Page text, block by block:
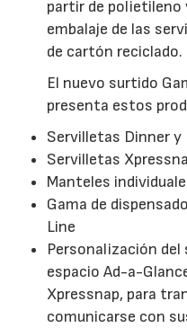
partir de polietileno
embalaje de las
de cartón reciclado.
El nuevo surtido
presenta estos
Servilletas Dinner y
Servilletas
Manteles
Gama de
Line
Personalización
espacio Ad-a-
Xpressnap, para
comunicarse con